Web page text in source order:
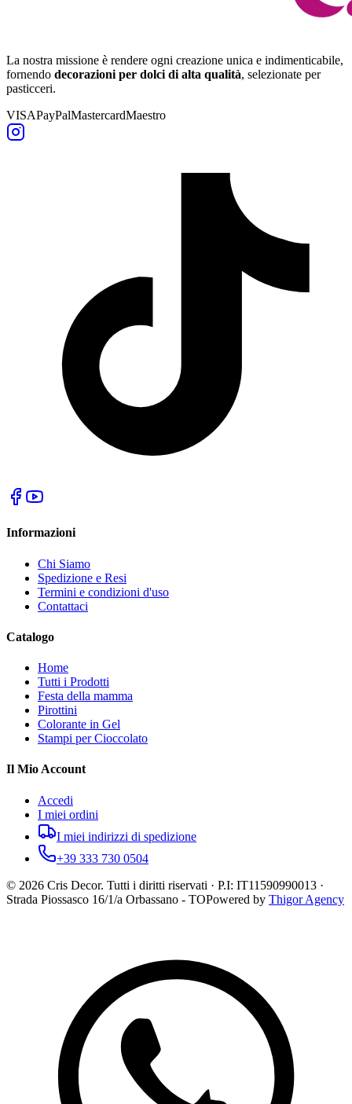
La nostra missione è rendere ogni creazione unica e indimenticabile,
fornendo decorazioni per dolci di alta qualità, selezionate per
pasticceri.
VISAPayPalMastercardMaestro
Informazioni
Chi Siamo
Spedizione e Resi
Termini e condizioni d'uso
Contattaci
Catalogo
Home
Tutti i Prodotti
Festa della mamma
Pirottini
Colorante in Gel
Stampi per Cioccolato
Il Mio Account
Accedi
I miei ordini
I miei indirizzi di spedizione
+39 333 730 0504
© 2026 Cris Decor. Tutti i diritti riservati · P.I: IT11590990013 ·
Strada Piossasco 16/1/a Orbassano - TOPowered by Thigor Agency